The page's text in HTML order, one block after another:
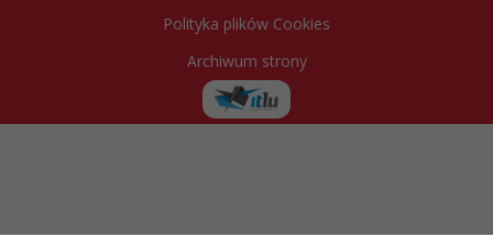
Polityka plików Cookies
Archiwum strony